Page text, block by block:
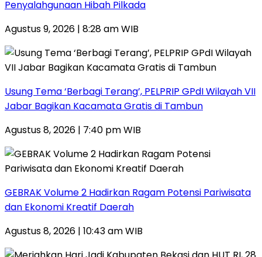
Penyalahgunaan Hibah Pilkada
Agustus 9, 2026 | 8:28 am WIB
‎Usung Tema ‘Berbagi Terang’, PELPRIP GPdI Wilayah VII
Jabar Bagikan Kacamata Gratis di Tambun
Agustus 8, 2026 | 7:40 pm WIB
GEBRAK Volume 2 Hadirkan Ragam Potensi Pariwisata
dan Ekonomi Kreatif Daerah
Agustus 8, 2026 | 10:43 am WIB